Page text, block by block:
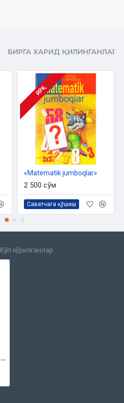
БИРГА ХАРИД ҚИЛИНГАНЛАР
ЙЎҚ
«Matematik jumboqlar»
2 500 сўм
Саватчага қўшиш
Кўп кўрилганлар
«Математика» (Цифры и задачи)